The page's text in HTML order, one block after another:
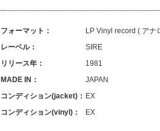
フォーマット：
LP Vinyl record ( アナ
レーベル：
SIRE
リリース年：
1981
MADE IN：
JAPAN
コンディション(jacket)： EX
コンディション(vinyl)：
EX